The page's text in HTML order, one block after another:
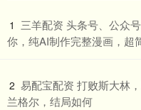
1 三羊配资 头条号、公众
你，纯AI制作完整漫画，超
2 易配宝配资 打败斯大林
兰格尔，结局如何